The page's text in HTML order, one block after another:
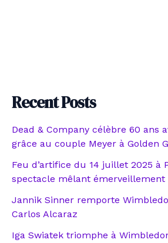
Recent Posts
Dead & Company célèbre 60 ans
grâce au couple Meyer à Golden
Feu d’artifice du 14 juillet 2025 à
spectacle mêlant
Jannik Sinner remporte
Carlos Alcaraz
Iga Swiatek triomphe à